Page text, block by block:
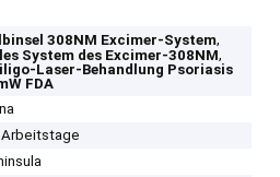
308NM Excimer-System,
System des Excimer-308NM,
Laser-Behandlung Psoriasis
FDA
Arbeitstage